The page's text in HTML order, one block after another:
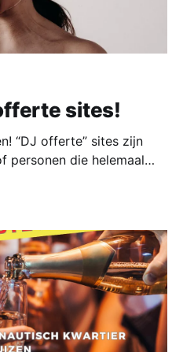
sites!
“DJ offerte” sites zijn
personen die helemaal